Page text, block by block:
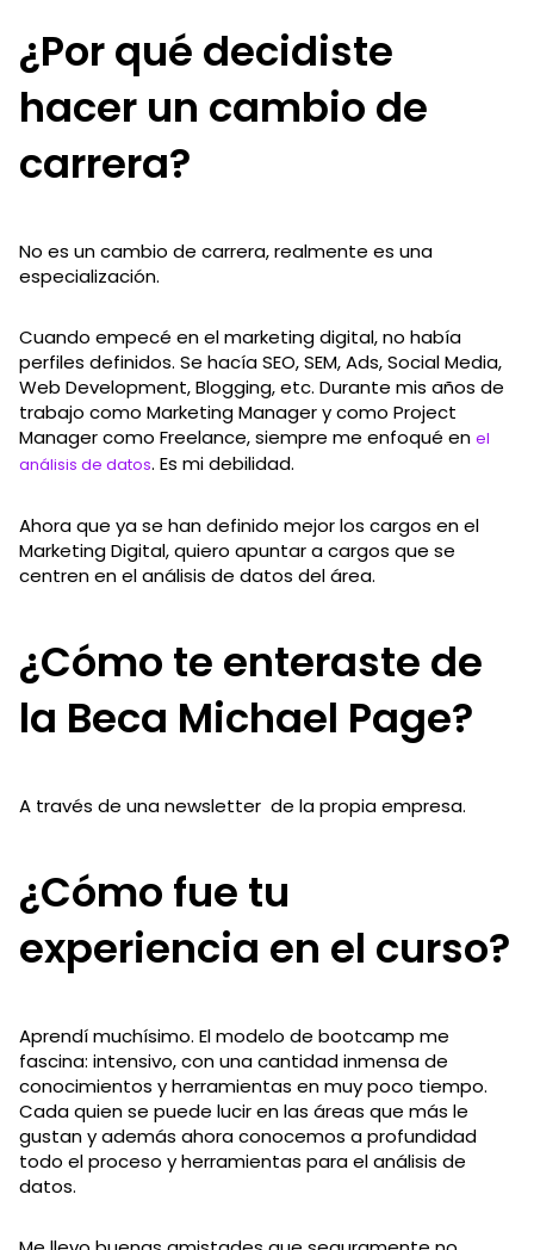
¿Por qué decidiste
hacer un cambio de
carrera?
No es un cambio de carrera, realmente es una
especialización.
Cuando empecé en el marketing digital, no había
perfiles definidos. Se hacía SEO, SEM, Ads, Social Media,
Web Development, Blogging, etc. Durante mis años de
trabajo como Marketing Manager y como Project
Manager como Freelance, siempre me enfoqué en el
análisis de datos. Es mi debilidad.
Ahora que ya se han definido mejor los cargos en el
Marketing Digital, quiero apuntar a cargos que se
centren en el análisis de datos del área.
¿Cómo te enteraste de
la Beca Michael Page?
A través de una newsletter de la propia empresa.
¿Cómo fue tu
experiencia en el curso?
Aprendí muchísimo. El modelo de bootcamp me
fascina: intensivo, con una cantidad inmensa de
conocimientos y herramientas en muy poco tiempo.
Cada quien se puede lucir en las áreas que más le
gustan y además ahora conocemos a profundidad
todo el proceso y herramientas para el análisis de
datos.